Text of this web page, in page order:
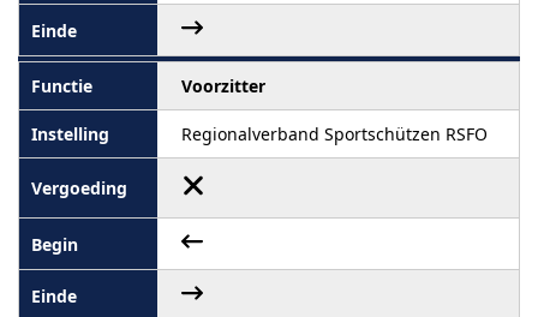
Voorzitter
Regionalverband Sportschützen RSFO